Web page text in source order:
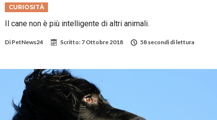
CURIOSITÀ
Il cane non è più intelligente di altri animali.
Di PetNews24 Scritto: 7 Ottobre 2018 58 secondi di lettura